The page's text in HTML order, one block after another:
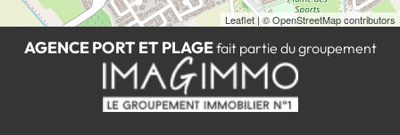
Leaflet| © OpenStreetMap contributors
AGENCE PORT ET PLAGEfait partie du groupement